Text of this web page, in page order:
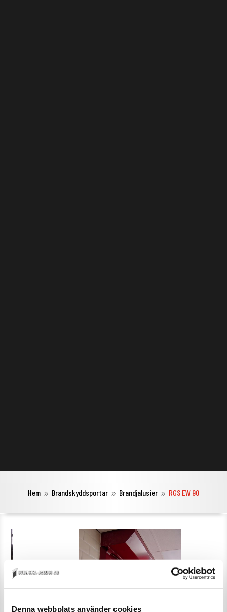
Denna webbplats använder cookies
Hem 9 Brandskyddsportar 9 Brandjalusier 9 RGS EW 90